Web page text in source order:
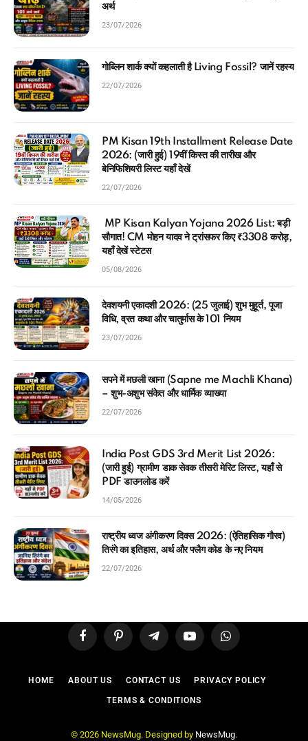
अर्थ
23/07/2026
गोब्लिन शार्क क्यों कहलाती है Living Fossil? जानें रहस्य
22/07/2026
PM Kisan 19th Installment Release Date
2026: (जारी हुई) 19वीं किस्त की तारीख और
बेनिफिशियरी लिस्ट यहाँ देखें
22/07/2026
MP Kisan Kalyan Yojana 2026 List: बड़ी
सौगात! CM मोहन यादव ने ट्रांसफर किए ₹3308 करोड़,
यहाँ देखें स्टेटस
05/08/2026
देवशयनी एकादशी 2026: (25 जुलाई) शुभ मुहूर्त, पूजा
विधि, व्रत कथा और चातुर्मास के 101 नियम
23/07/2026
सपने में मछली खाना (Sapne me Machli Khana)
– शुभ-अशुभ संकेत और धार्मिक व्याख्या
22/07/2026
India Post GDS 3rd Merit List 2026:
(जारी हुई) ग्रामीण डाक सेवक तीसरी मेरिट लिस्ट, यहाँ से
PDF डाउनलोड करें
14/05/2026
राष्ट्रीय ध्वज अंगीकरण दिवस 2026: (ऐतिहासिक गौरव)
तिरंगे का इतिहास, अर्थ और फ्लैग कोड के नए नियम
22/07/2026
FacebookPinterest TelegramYouTubeWhatsApp
HOME ABOUT US CONTACT US PRIVACY POLICY
TERMS & CONDITIONS
© 2026 NewsMug. Designed by NewsMug.